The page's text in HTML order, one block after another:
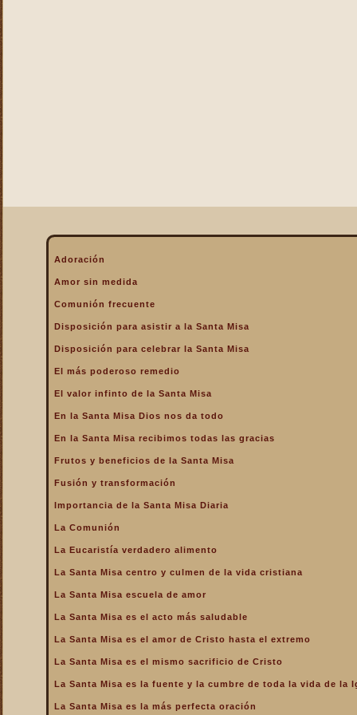
Encarnación
La Eucaristía y la Pasión
La Santa Misa a la hora de
La Santa Misa alcanza el
mayor mérito
La Santa Misa aumenta la
gloria a todos los santos
culmen de la vida cristiana
La Santa Misa centro y raíz
más saludable
La Santa Misa es el amor
compendio de todo lo
bueno que hay en la Iglesia
La Santa Misa es el mismo
y la cumbre de toda la vida
Adoración
Amor sin medida
Comunión frecuente
Disposición para asistir a la Santa Misa
Disposición para celebrar la Santa Misa
El más poderoso remedio
El valor infinto de la Santa Misa
En la Santa Misa Dios nos da todo
En la Santa Misa recibimos todas las gracias
Frutos y beneficios de la Santa Misa
Fusión y transformación
Importancia de la Santa Misa Diaria
La Comunión
La Eucaristía verdadero alimento
La Santa Misa centro y culmen de la vida cristiana
La Santa Misa escuela de amor
La Santa Misa es el acto más saludable
La Santa Misa es el amor de Cristo hasta el extremo
La Santa Misa es el mismo sacrificio de Cristo
La Santa Misa es la fuente y la cumbre de toda la vida de la
La Santa Misa es la más perfecta oración